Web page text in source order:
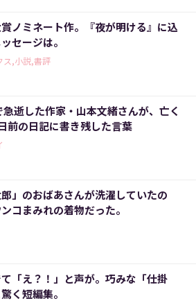
ノミネート作。『夜が明ける』に込
セージは。
ス,小説,書評
逝した作家・山本文緒さんが、亡く
前の日記に書き残した言葉
郎」のおばあさんが洗濯していたの
コまみれの着物だった。
「え？！」と声が。巧みな「仕掛
く短編集。